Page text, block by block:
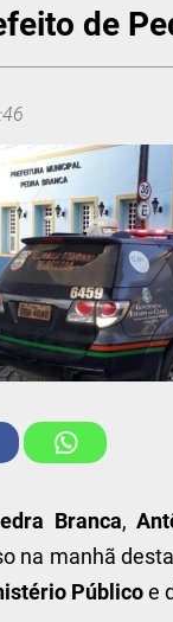
de
Branca,
na manhã
Públicoe